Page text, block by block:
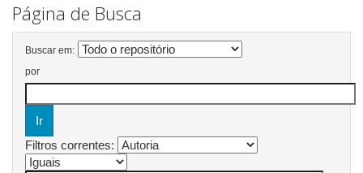
Página de Busca
Buscar em:
por
Filtros correntes: